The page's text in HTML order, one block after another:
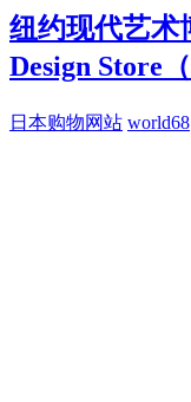
纽约现代艺术
Design Store
日本购物网站 world68